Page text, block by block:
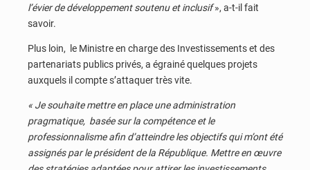
l’évier de développement soutenu et inclusif», a-t-il fait
savoir.
Plus loin, le Ministre en charge des Investissements et des
partenariats publics privés, a égrainé quelques projets
auxquels il compte s’attaquer très vite.
« Je souhaite mettre en place une administration
pragmatique, basée sur la compétence et le
professionnalisme afin d’atteindre les objectifs qui m’ont été
assignés par le président de la République. Mettre en œuvre